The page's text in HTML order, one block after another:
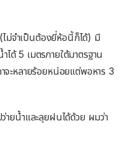
(ไม่จำเป็นต้องยี่ห้อนี้ก็ได้) มี
ด้ 5 เมตรภายใต้มาตรฐาน
ะหลายร้อยหน่อยแต่พอหาร 3
ว่ายน้ำและลุยฝนได้ด้วย ผมว่า